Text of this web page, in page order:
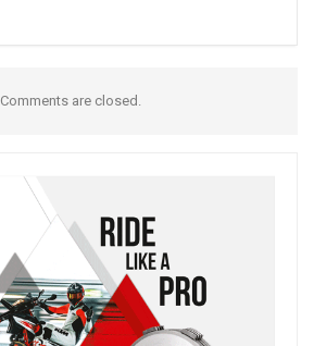
Comments are closed.